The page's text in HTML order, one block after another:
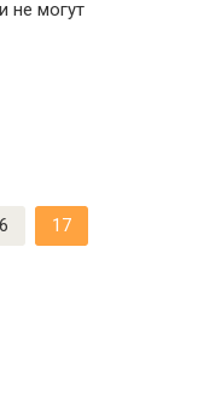
не могут
17